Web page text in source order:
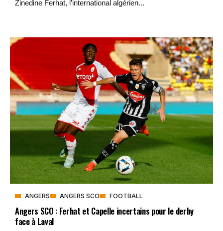
Zinedine Ferhat, l’international algérien...
ANGERS ANGERS SCO FOOTBALL
Angers SCO : Ferhat et Capelle incertains pour le derby
face à Laval